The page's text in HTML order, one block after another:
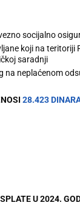
socijalno
koji na teritoriji
saradnji
neplaćenom
28.423
U 2024.